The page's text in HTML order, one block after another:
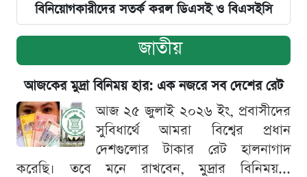
বিনিয়োগকারীদের সতর্ক করল ডিএসই ও বিএসইসি
জাতীয়
আজকের মুদ্রা বিনিময় হার: এক নজরে সব দেশের রেট
আজ ২৫ জুলাই ২০২৬ ইং, প্রবাসীদের
সুবিধার্থে আমরা বিশ্বের প্রধান
দেশগুলোর টাকার রেট হালনাগাদ
করেছি। তবে মনে রাখবেন, মুদ্রার বিনিময়...